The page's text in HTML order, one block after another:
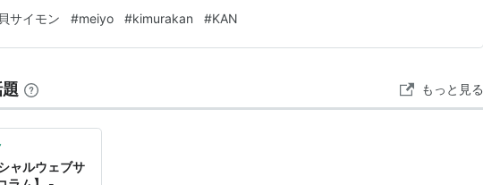
サイモン #meiyo #kimurakan #KAN
もっと見る
ャルウェブサ